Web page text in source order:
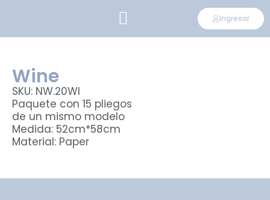
Ingresar
Wine
SKU: NW.20WI
Paquete con 15 pliegos
de un mismo modelo
Medida: 52cm*58cm
Material: Paper